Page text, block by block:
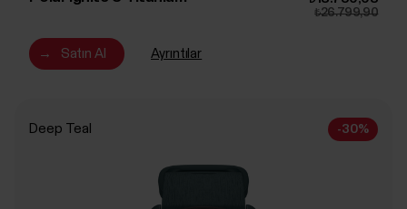
₺26.799,90
→ Satın Al Ayrıntılar
Deep Teal -30%